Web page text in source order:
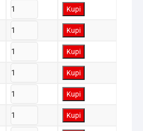
Kupi
Kupi
Kupi
Kupi
Kupi
Kupi